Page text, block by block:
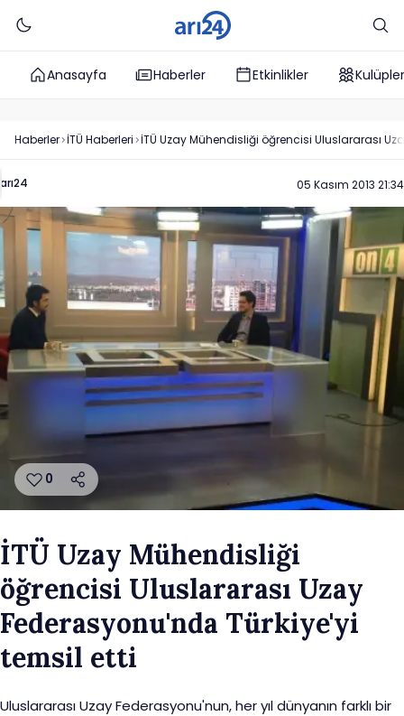
Anasayfa Haberler Etkinlikler Kulüpler
Haberler İTÜ Haberleri İTÜ Uzay Mühendisliği öğrencisi Uluslararası
arı24 05 Kasım 2013 21:34
0
İTÜ Uzay Mühendisliği
öğrencisi Uluslararası Uzay
Federasyonu'nda Türkiye'yi
temsil etti
Uluslararası Uzay Federasyonu'nun, her yıl dünyanın farklı bir